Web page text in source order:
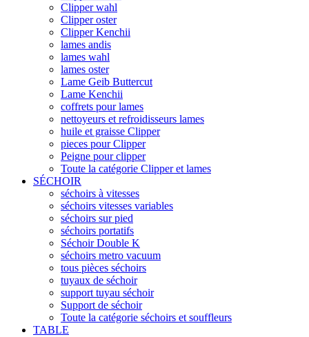
Clipper wahl
Clipper oster
Clipper Kenchii
lames andis
lames wahl
lames oster
Lame Geib Buttercut
Lame Kenchii
coffrets pour lames
nettoyeurs et refroidisseurs lames
huile et graisse Clipper
pieces pour Clipper
Peigne pour clipper
Toute la catégorie Clipper et lames
SÉCHOIR
séchoirs à vitesses
séchoirs vitesses variables
séchoirs sur pied
séchoirs portatifs
Séchoir Double K
séchoirs metro vacuum
tous pièces séchoirs
tuyaux de séchoir
support tuyau séchoir
Support de séchoir
Toute la catégorie séchoirs et souffleurs
TABLE